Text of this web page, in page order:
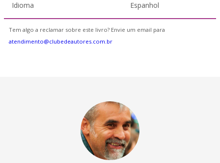
Idioma Espanhol
Tem algo a reclamar sobre este livro? Envie um email para
atendimento@clubedeautores.com.br